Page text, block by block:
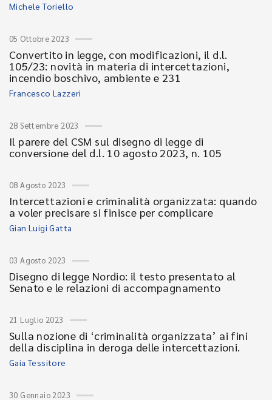
Michele Toriello
05 Ottobre 2023
Convertito in legge, con modificazioni, il d.l.
105/23: novità in materia di intercettazioni,
incendio boschivo, ambiente e 231
Francesco Lazzeri
28 Settembre 2023
Il parere del CSM sul disegno di legge di
conversione del d.l. 10 agosto 2023, n. 105
08 Agosto 2023
Intercettazioni e criminalità organizzata: quando
a voler precisare si finisce per complicare
Gian Luigi Gatta
03 Agosto 2023
Disegno di legge Nordio: il testo presentato al
Senato e le relazioni di accompagnamento
21 Luglio 2023
Sulla nozione di ‘criminalità organizzata’ ai fini
della disciplina in deroga delle intercettazioni.
Gaia Tessitore
30 Gennaio 2023